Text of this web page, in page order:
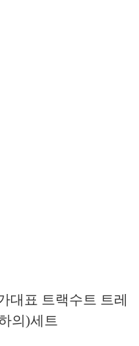
대표 트랙수트 트레
의)세트